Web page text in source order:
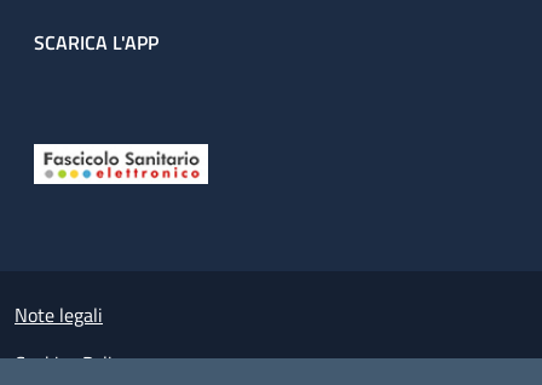
SCARICA L'APP
Small prints
Note legali
Cookies Policy